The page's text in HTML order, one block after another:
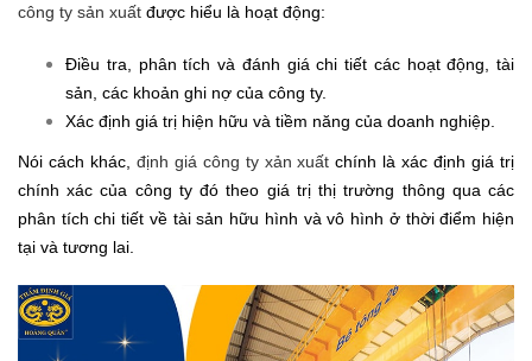
công ty sản xuất được hiểu là hoạt động:
Điều tra, phân tích và đánh giá chi tiết các hoạt động, tài
sản, các khoản ghi nợ của công ty.
Xác định giá trị hiện hữu và tiềm năng của doanh nghiệp.
Nói cách khác, định giá công ty xản xuất chính là xác định giá trị
chính xác của công ty đó theo giá trị thị trường thông qua các
phân tích chi tiết về tài sản hữu hình và vô hình ở thời điểm hiện
tại và tương lai.